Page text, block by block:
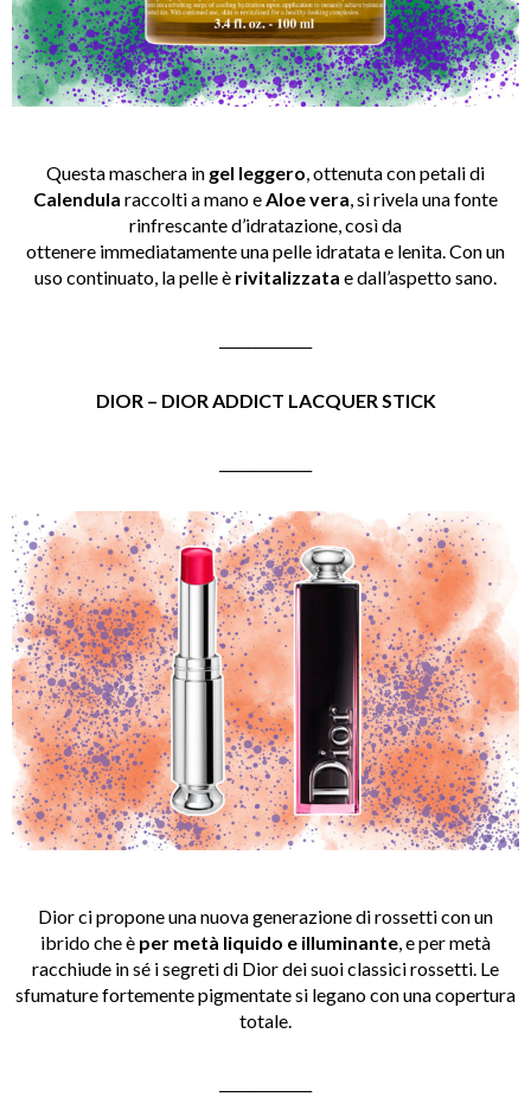
Questa maschera in gel leggero, ottenuta con petali di
Calendula raccolti a mano eAloe vera, si rivela una fonte
rinfrescante d’idratazione, così da
ottenere immediatamente una pelle idratata e lenita. Con un
uso continuato, la pelle è rivitalizzata edall’aspetto sano.
DIOR – DIOR ADDICT LACQUER STICK
Dior ci propone una nuova generazione di rossetti con un
ibrido che è per metà liquido e illuminante , e per metà
racchiude in sé i segreti di Dior dei suoi classici rossetti. Le
sfumature fortemente pigmentate si legano con una copertura
totale.